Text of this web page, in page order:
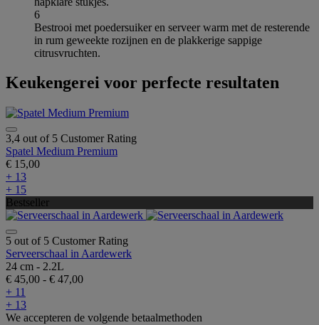
6
Bestrooi met poedersuiker en serveer warm met de resterende
in rum geweekte rozijnen en de plakkerige sappige
citrusvruchten.
Keukengerei voor perfecte resultaten
3,4 out of 5 Customer Rating
Spatel Medium Premium
€ 15,00
+ 13
+ 15
Bestseller
5 out of 5 Customer Rating
Serveerschaal in Aardewerk
24 cm - 2.2L
€ 45,00 - € 47,00
+ 11
+ 13
We accepteren de volgende betaalmethoden